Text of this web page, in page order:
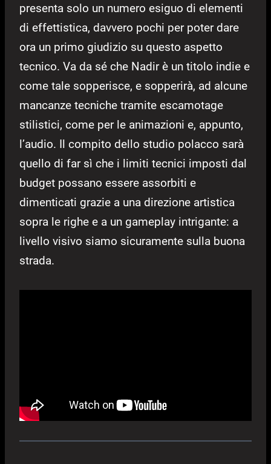
presenta solo un numero esiguo di elementi
di effettistica, davvero pochi per poter dare
ora un primo giudizio su questo aspetto
tecnico. Va da sé che Nadir è un titolo indie e
come tale sopperisce, e sopperirà, ad alcune
mancanze tecniche tramite escamotage
stilistici, come per le animazioni e, appunto,
l’audio. Il compito dello studio polacco sarà
quello di far sì che i limiti tecnici imposti dal
budget possano essere assorbiti e
dimenticati grazie a una direzione artistica
sopra le righe e a un gameplay intrigante: a
livello visivo siamo sicuramente sulla buona
strada.